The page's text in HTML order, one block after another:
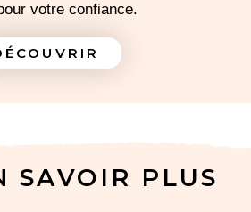
votre confiance.
SAVOIR PLUS